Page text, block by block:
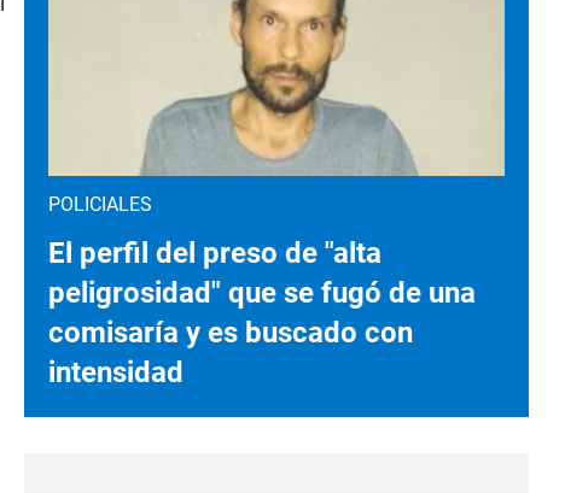
POLICIALES
El perfil del preso de "alta
peligrosidad" que se fugó de una
comisaría y es buscado con
intensidad